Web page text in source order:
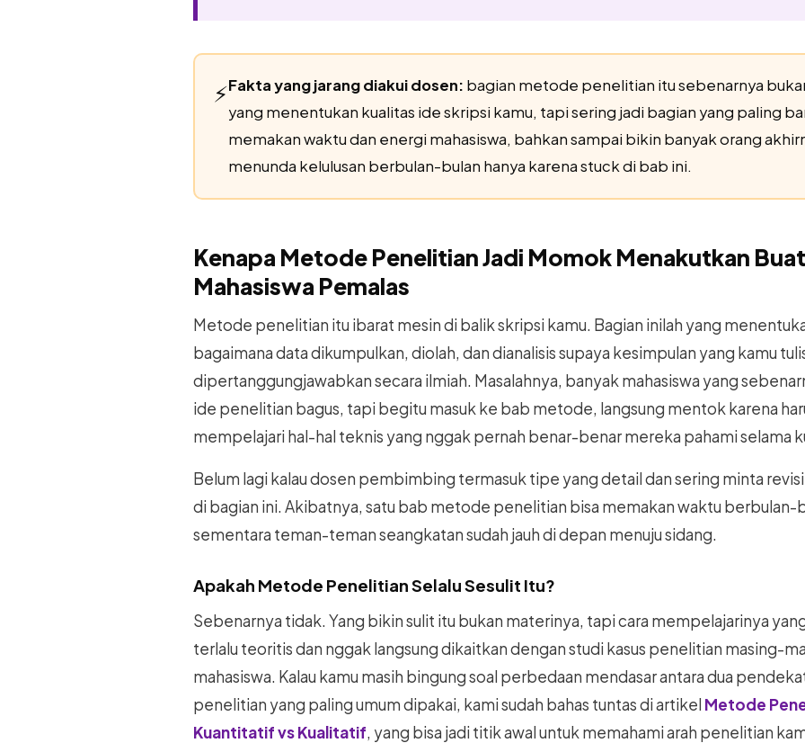
⚡Fakta yang jarang diakui dosen: bagian metode penelitian itu sebenarnya
yang menentukan kualitas ide skripsi kamu, tapi sering jadi bagian yang paling
memakan waktu dan energi mahasiswa, bahkan sampai bikin banyak orang
menunda kelulusan berbulan-bulan hanya karena stuck di bab ini.
Kenapa Metode Penelitian Jadi Momok Menakutkan Buat
Mahasiswa Pemalas
Metode penelitian itu ibarat mesin di balik skripsi kamu. Bagian inilah yang
bagaimana data dikumpulkan, diolah, dan dianalisis supaya kesimpulan yang kamu
dipertanggungjawabkan secara ilmiah. Masalahnya, banyak mahasiswa yang
ide penelitian bagus, tapi begitu masuk ke bab metode, langsung mentok karena
mempelajari hal-hal teknis yang nggak pernah benar-benar mereka pahami selama
Belum lagi kalau dosen pembimbing termasuk tipe yang detail dan sering minta
di bagian ini. Akibatnya, satu bab metode penelitian bisa memakan waktu berbulan-
sementara teman-teman seangkatan sudah jauh di depan menuju sidang.
Apakah Metode Penelitian Selalu Sesulit Itu?
Sebenarnya tidak. Yang bikin sulit itu bukan materinya, tapi cara mempelajarinya
terlalu teoritis dan nggak langsung dikaitkan dengan studi kasus penelitian masing-
mahasiswa. Kalau kamu masih bingung soal perbedaan mendasar antara dua
penelitian yang paling umum dipakai, kami sudah bahas tuntas di artikel Metode
Kuantitatif vs Kualitatif, yang bisa jadi titik awal untuk memahami arah penelitian